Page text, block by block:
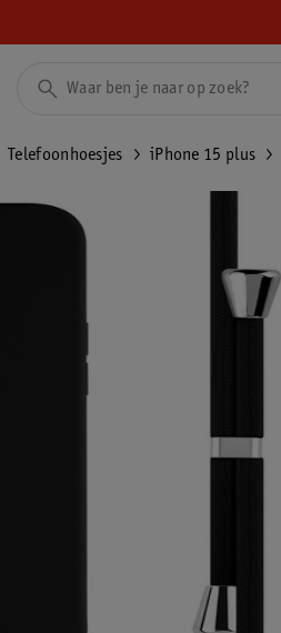
Telefoonhoesjes iPhone 15 plus